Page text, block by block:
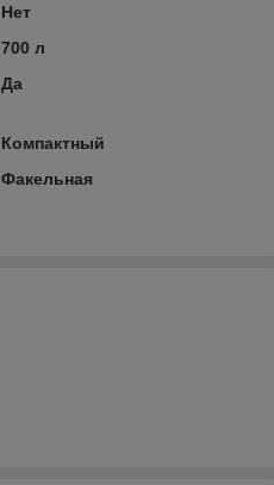
Нет
700 л
Да
Компактный
Факельная